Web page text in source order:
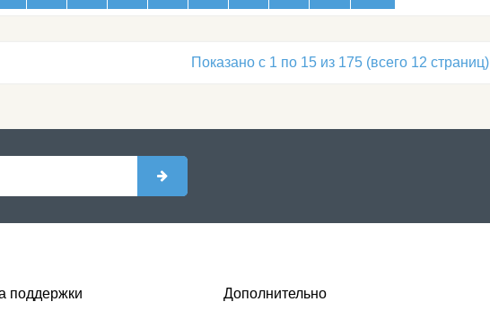
Показано с 1 по 15 из 175 (всего 12 страниц)
поддержки Дополнительно